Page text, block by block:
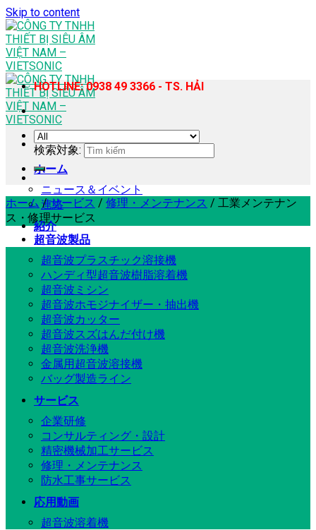
Skip to content
ホーム
ニュース＆イベント
連絡
紹介
超音波製品
超音波プラスチック溶接機
ハンディ型超音波樹脂溶着機
超音波ミシン
超音波ホモジナイザー・抽出機
超音波カッター
超音波スズはんだ付け機
超音波洗浄機
金属用超音波溶接機
バッグ製造ライン
サービス
企業研修
コンサルティング・設計
精密機械加工サービス
修理・メンテナンス
防水工事サービス
応用動画
超音波溶着機
HOTLINE: 0938 49 3366 - TS. HẢI
検索対象:
ホーム / サービス / 修理・メンテナンス / 工業メンテナン
ス・修理サービス